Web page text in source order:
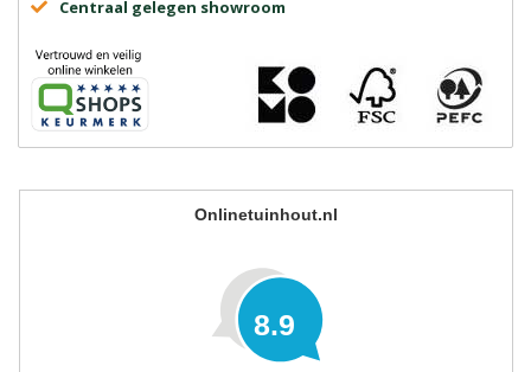
Centraal gelegen showroom
Onlinetuinhout.nl
8.9